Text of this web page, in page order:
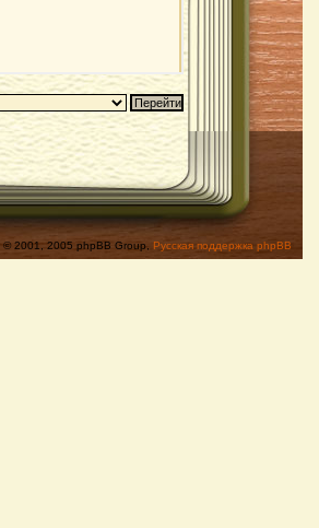
© 2001, 2005 phpBB Group, Русская поддержка phpBB